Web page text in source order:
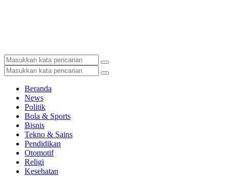
Beranda
News
Politik
Bola & Sports
Bisnis
Tekno & Sains
Pendidikan
Otomotif
Religi
Kesehatan